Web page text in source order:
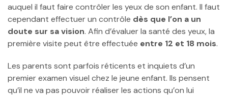
auquel il faut faire contrôler les yeux de son enfant. Il faut
cependant effectuer un contrôle dès que l’on a un
doute sur sa vision. Afin d’évaluer la santé des yeux, la
première visite peut être effectuée entre 12 et 18 mois.
Les parents sont parfois réticents et inquiets d’un
premier examen visuel chez le jeune enfant. Ils pensent
qu’il ne va pas pouvoir réaliser les actions qu’on lui